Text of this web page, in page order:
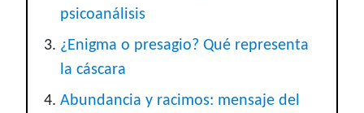
psicoanálisis
¿Enigma o presagio? Qué representa
la cáscara
Abundancia y racimos: mensaje del